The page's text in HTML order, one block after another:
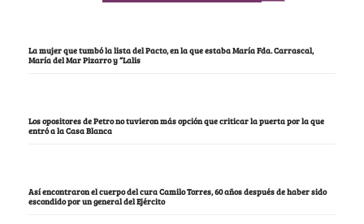
La mujer que tumbó la lista del Pacto, en la que estaba María Fda. Carrascal,
María del Mar Pizarro y “Lalis
Los opositores de Petro no tuvieron más opción que criticar la puerta por la que
entró a la Casa Blanca
Así encontraron el cuerpo del cura Camilo Torres, 60 años después de haber sido
escondido por un general del Ejército